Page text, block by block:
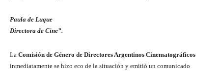
Paula de Luque
Directora de Cine”.
La Comisión de Género de Directores Argentinos Cinematográficos
inmediatamente se hizo eco de la situación y emitió un comunicado